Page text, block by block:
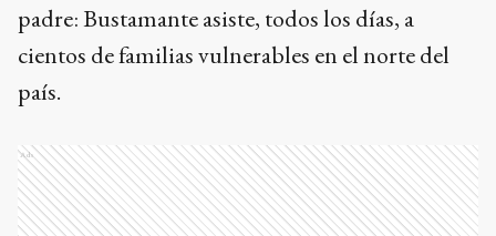
padre: Bustamante asiste, todos los días, a
cientos de familias vulnerables en el norte del
país.
Ads